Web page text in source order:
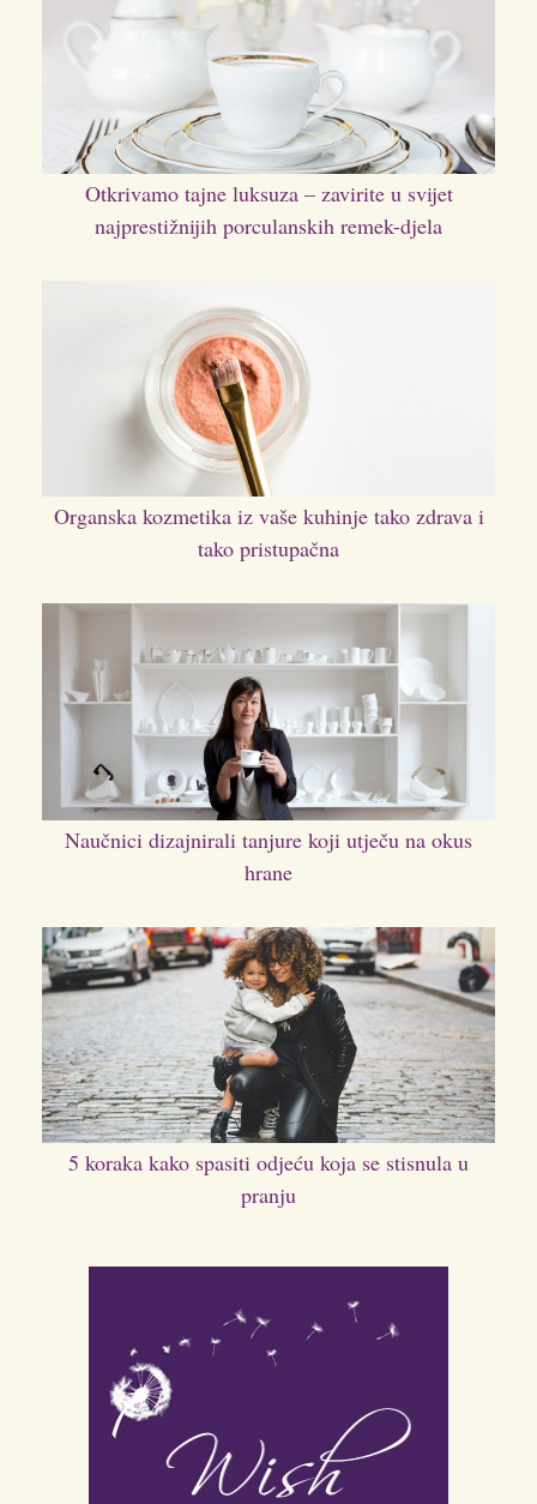
Otkrivamo tajne luksuza – zavirite u svijet
najprestižnijih porculanskih remek-djela
Organska kozmetika iz vaše kuhinje tako zdrava i
tako pristupačna
Naučnici dizajnirali tanjure koji utječu na okus
hrane
5 koraka kako spasiti odjeću koja se stisnula u
pranju